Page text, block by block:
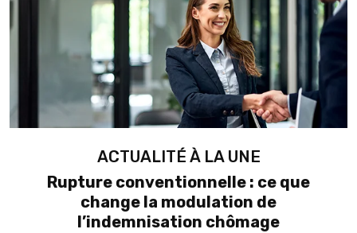
ACTUALITÉ À LA UNE
Rupture conventionnelle : ce que
change la modulation de
l’indemnisation chômage